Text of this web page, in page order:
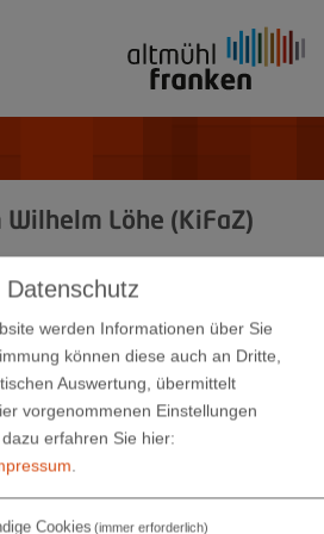
Löhe (KiFaZ)
Förderung
Löhe (KiFaZ)
Gunzenhausen
Familienbildung
werden Informationen über Sie
können diese auch an Dritte,
Auswertung, übermittelt
vorgenommenen Einstellungen
erfahren Sie hier:
.
Cookies (immer erforderlich)